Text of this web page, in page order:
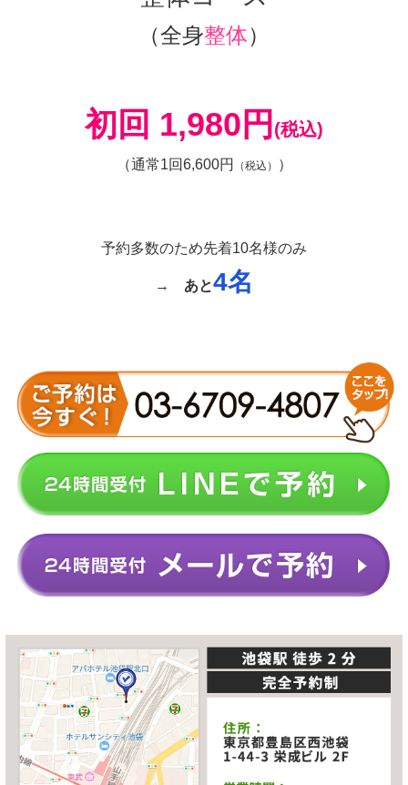
（全身整体）
初回 1,980円 (税込)
（通常1回6,600円 （税込） ）
予約多数のため先着10名様のみ
→ あと4名